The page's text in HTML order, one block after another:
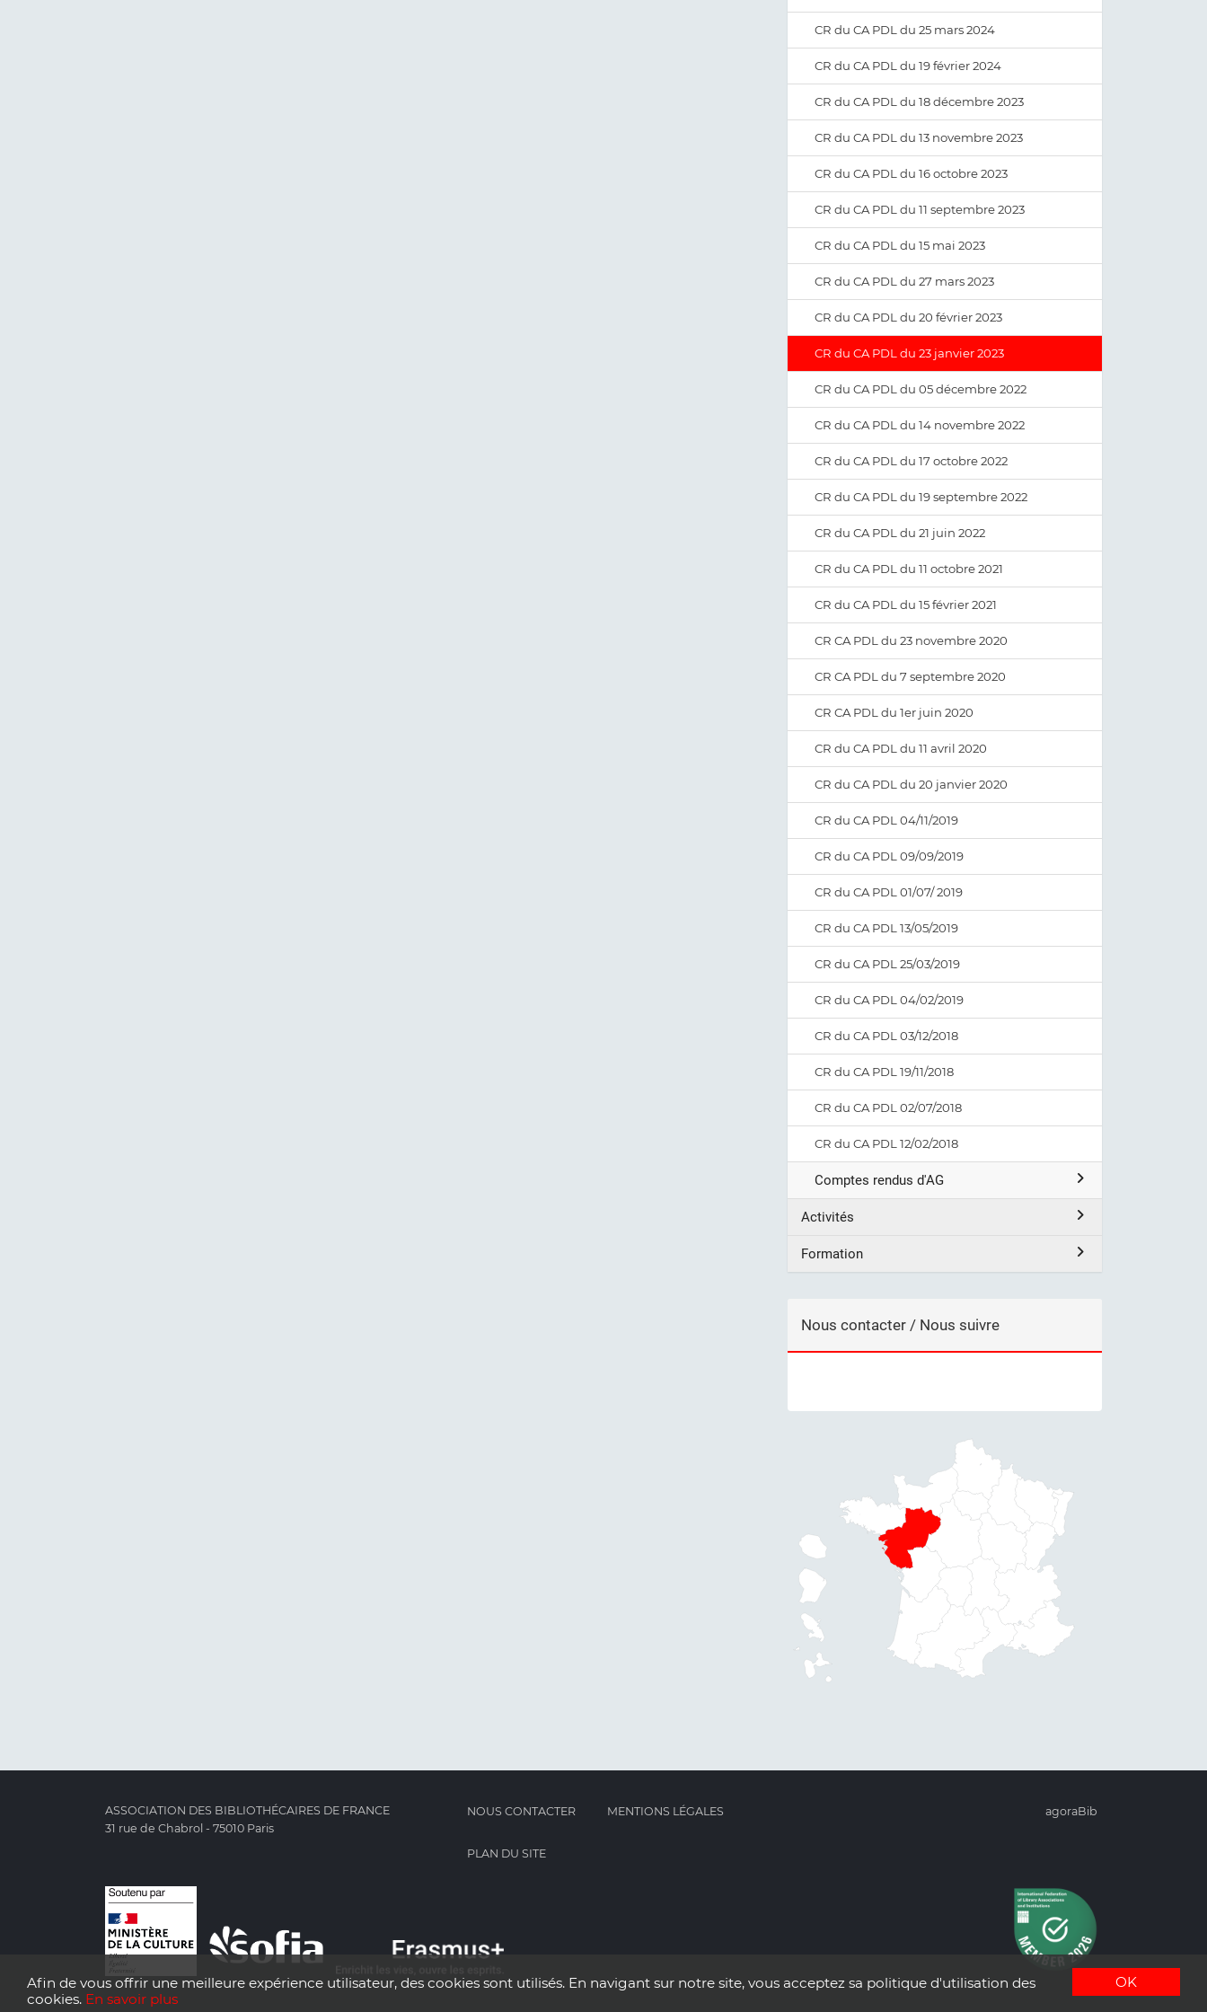
OK
Afin de vous offrir une meilleure expérience utilisateur, des cookies sont utilisés. En navigant sur notre site, vous acceptez sa politique d'utilisation des
cookies. En savoir plus
CR du CA PDL du 25 mars 2024
CR du CA PDL du 19 février 2024
CR du CA PDL du 18 décembre 2023
CR du CA PDL du 13 novembre 2023
CR du CA PDL du 16 octobre 2023
CR du CA PDL du 11 septembre 2023
CR du CA PDL du 15 mai 2023
CR du CA PDL du 27 mars 2023
CR du CA PDL du 20 février 2023
CR du CA PDL du 23 janvier 2023
CR du CA PDL du 05 décembre 2022
CR du CA PDL du 14 novembre 2022
CR du CA PDL du 17 octobre 2022
CR du CA PDL du 19 septembre 2022
CR du CA PDL du 21 juin 2022
CR du CA PDL du 11 octobre 2021
CR du CA PDL du 15 février 2021
CR CA PDL du 23 novembre 2020
CR CA PDL du 7 septembre 2020
CR CA PDL du 1er juin 2020
CR du CA PDL du 11 avril 2020
CR du CA PDL du 20 janvier 2020
CR du CA PDL 04/11/2019
CR du CA PDL 09/09/2019
CR du CA PDL 01/07/ 2019
CR du CA PDL 13/05/2019
CR du CA PDL 25/03/2019
CR du CA PDL 04/02/2019
CR du CA PDL 03/12/2018
CR du CA PDL 19/11/2018
CR du CA PDL 02/07/2018
CR du CA PDL 12/02/2018
Comptes rendus d'AG
Activités
Formation
Nous contacter / Nous suivre
ASSOCIATION DES BIBLIOTHÉCAIRES DE FRANCE
31 rue de Chabrol - 75010 Paris
NOUS CONTACTER MENTIONS LÉGALES
PLAN DU SITE
agoraBib